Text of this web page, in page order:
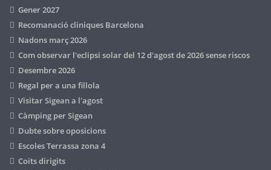
Gener 2027
Recomanació cliniques Barcelona
Nadons març 2026
Com observar l'eclipsi solar del 12 d'agost de 2026 sense riscos
Desembre 2026
Regal per a una fillola
Visitar Sigean a l'agost
Càmping per Sigean
Dubte sobre oposicions
Escoles Terrassa zona 4
Coits dirigits